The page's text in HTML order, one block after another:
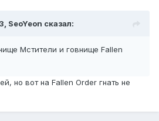
SeoYeon сказал:
Мстители и говнище Fallen
но вот на Fallen Order гнать не